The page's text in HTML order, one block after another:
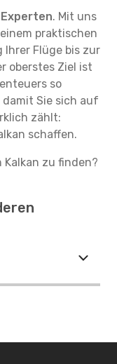
. Mit uns
praktischen
Ihrer Flüge bis zur
oberstes Ziel ist
so
Sie sich auf
zählt:
schaffen.
zu finden?